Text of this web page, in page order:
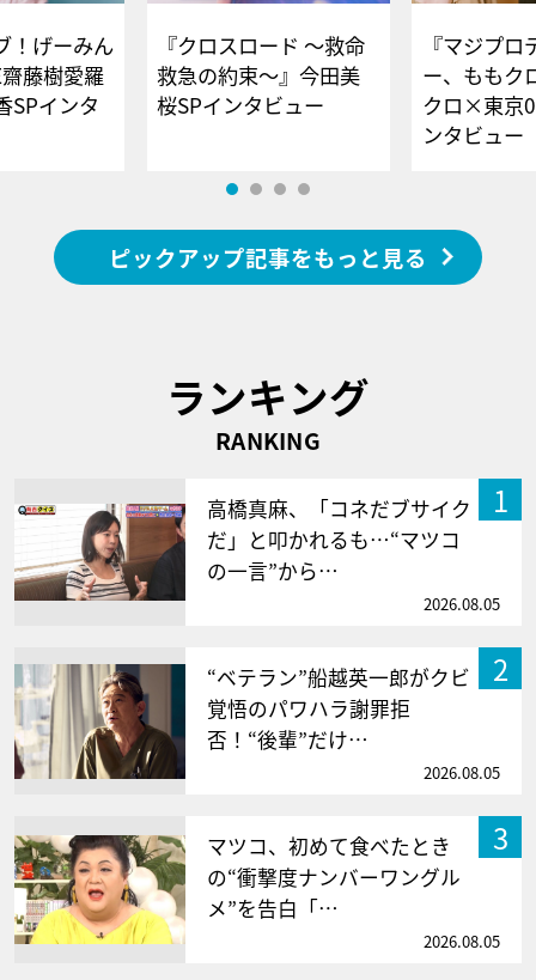
！げーみん
藤樹愛羅
SPインタ
『クロスロード ～救命
救急の約束～』今田美
桜SPインタビュー
『マジプロ
ー、ももク
クロ×東京
ンタビュー
ピックアップ記事をもっと見る
ランキング
RANKING
1
高橋真麻、「コネだブサイク
だ」と叩かれるも…“マツコ
の一言”から…
2026.08.05
2
“ベテラン”船越英一郎がクビ
覚悟のパワハラ謝罪拒
否！“後輩”だけ…
2026.08.05
3
マツコ、初めて食べたとき
の“衝撃度ナンバーワングル
メ”を告白「…
2026.08.05